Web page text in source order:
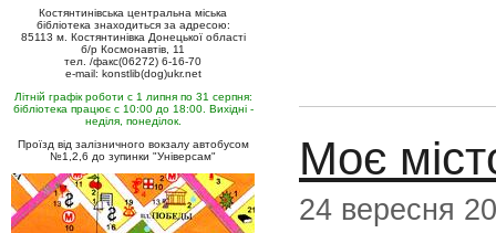
Костянтинівська центральна міська
бібліотека знаходиться за адресою:
85113 м. Костянтинівка Донецької області
б/р Космонавтів, 11
тел. /факс(06272) 6-16-70
e-mail: konstlib(dog)ukr.net
Літній графік роботи с 1 липня по 31 серпня:
бібліотека працює с 10:00 до 18:00. Вихідні -
неділя, понеділок.
Проїзд від залізничного вокзалу автобусом
№1,2,6 до зупинки "Універсам"
Моє
24 вересня